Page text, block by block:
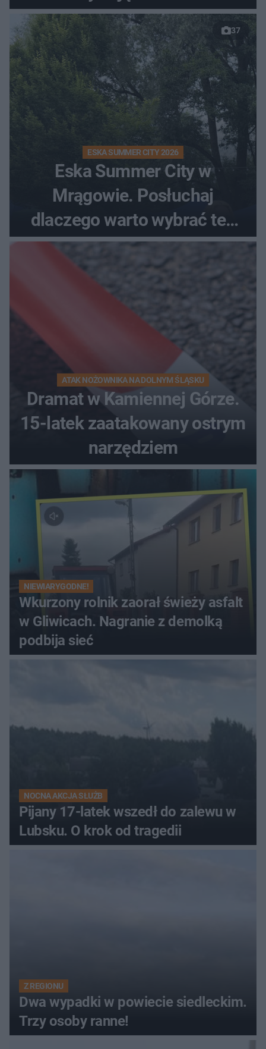
37
ESKA SUMMER CITY 2026
Eska Summer City w
Mrągowie. Posłuchaj
dlaczego warto wybrać ten
kierunek na urlop!
ATAK NOŻOWNIKA NA DOLNYM ŚLĄSKU
Dramat w Kamiennej Górze.
15-latek zaatakowany ostrym
narzędziem
NIEWIARYGODNE!
Wkurzony rolnik zaorał świeży asfalt
w Gliwicach. Nagranie z demolką
podbija sieć
NOCNA AKCJA SŁUŻB
Pijany 17-latek wszedł do zalewu w
Lubsku. O krok od tragedii
Z REGIONU
Dwa wypadki w powiecie siedleckim.
Trzy osoby ranne!